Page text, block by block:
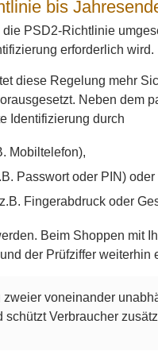
bis
PSD2-Richtlinie
erforderlich wird.
diese Regelung mehr
Neben dem
Identifizierung durch
Mobiltelefon),
Passwort oder PIN) oder
Fingerabdruck oder
Beim Shoppen mit
der Prüfziffer weiterhin
zweier voneinander
schützt Verbraucher